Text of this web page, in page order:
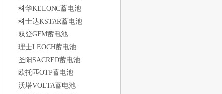
科华KELONC蓄电池
科士达KSTAR蓄电池
双登GFM蓄电池
理士LEOCH蓄电池
圣阳SACRED蓄电池
欧托匹OTP蓄电池
沃塔VOLTA蓄电池